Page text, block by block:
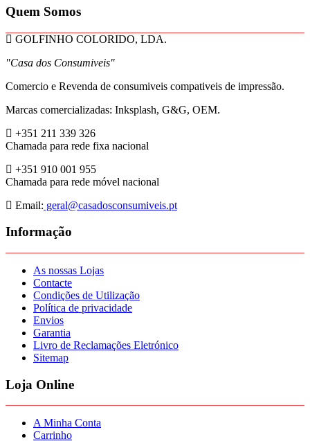
Quem Somos
GOLFINHO COLORIDO, LDA.
"Casa dos Consumiveis"
Comercio e Revenda de consumiveis compativeis de impressão.
Marcas comercializadas: Inksplash, G&G, OEM.
+351 211 339 326
Chamada para rede fixa nacional
+351 910 001 955
Chamada para rede móvel nacional
Email: geral@casadosconsumiveis.pt
Informação
As nossas Lojas
Contacte
Condições de Utilização
Política de privacidade
Envios
Garantia
Livro de Reclamações Eletrónico
Sitemap
Loja Online
A Minha Conta
Carrinho